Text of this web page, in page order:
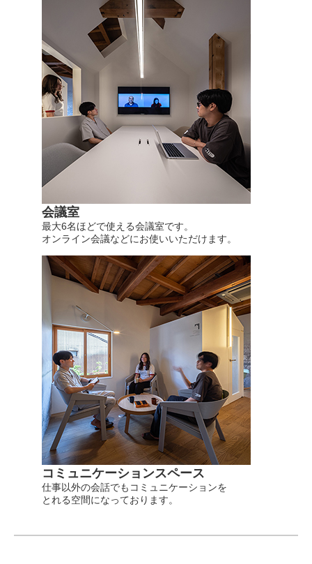
会議室
最大6名ほどで使える会議室です。
オンライン会議などにお使いいただけます。
コミュニケーションスペース
仕事以外の会話でもコミュニケーションを
とれる空間になっております。